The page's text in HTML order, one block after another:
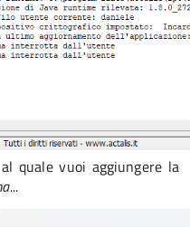
quale vuoi aggiungere la